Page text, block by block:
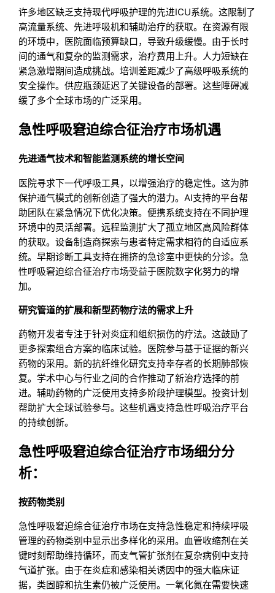
许多地区缺乏支持现代呼吸护理的先进ICU系统。这限制了
高流量系统、先进呼吸机和辅助治疗的获取。在资源有限
的环境中，医院面临预算缺口，导致升级缓慢。由于长时
间的通气和复杂的监测需求，治疗费用上升。人力短缺在
紧急激增期间造成挑战。培训差距减少了高级呼吸系统的
安全操作。供应瓶颈延迟了关键设备的部署。这些障碍减
缓了多个全球市场的广泛采用。
急性呼吸窘迫综合征治疗市场机遇
先进通气技术和智能监测系统的增长空间
医院寻求下一代呼吸工具，以增强治疗的稳定性。这为肺
保护通气模式的创新创造了强大的潜力。AI支持的平台帮
助团队在紧急情况下优化决策。便携系统支持在不同护理
环境中的灵活部署。远程监测扩大了孤立地区高风险群体
的获取。设备制造商探索与患者特定需求相符的自适应系
统。早期诊断工具支持在拥挤的急诊室中更快的分诊。急
性呼吸窘迫综合征治疗市场受益于医院数字化努力的增
加。
研究管道的扩展和新型药物疗法的需求上升
药物开发者专注于针对炎症和组织损伤的疗法。这鼓励了
更多探索组合方案的临床试验。医院参与基于证据的新兴
药物的采用。新的抗纤维化研究支持幸存者的长期肺部恢
复。学术中心与行业之间的合作推动了新治疗选择的前
进。辅助药物的广泛使用支持多阶段护理模型。投资计划
帮助扩大全球试验参与。这些机遇支持急性呼吸治疗平台
的持续创新。
急性呼吸窘迫综合征治疗市场细分分
析：
按药物类别
急性呼吸窘迫综合征治疗市场在支持急性稳定和持续呼吸
管理的药物类别中显示出多样化的采用。血管收缩剂在关
键时刻帮助维持循环，而支气管扩张剂在复杂病例中支持
气道扩张。由于在炎症和感染相关诱因中的强大临床证
据，类固醇和抗生素仍被广泛使用。一氧化氮在需要快速